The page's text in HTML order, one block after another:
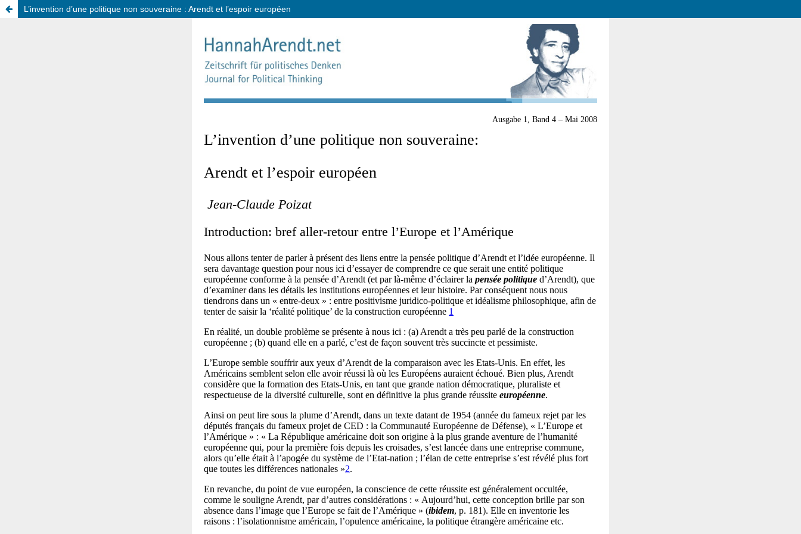
L’invention d’une politique non souveraine : Arendt et l’espoir européen